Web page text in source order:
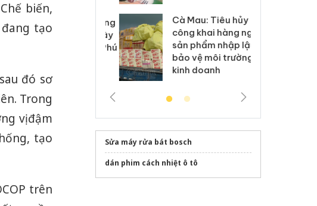
biến,
tạo
đó sơ
Trong
vị đậm
tạo
trên
An Giang: Đối tượng
chủ mưu đường dây
Cà Mau: Tiêu hủy
công khai hàng ngàn
sản phẩm nhập lậu,
bảo vệ môi trường
kinh doanh
Sửa máy rửa bát bosch
dán phim cách nhiệt ô tô